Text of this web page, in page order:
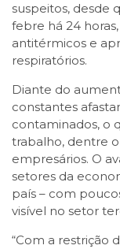
suspeitos, desde
febre há 24
antitérmicos e
respiratórios.
Diante do
constantes
contaminados, o
trabalho, dentre
empresários. O
setores da
país – com
visível no setor
“Com a restrição